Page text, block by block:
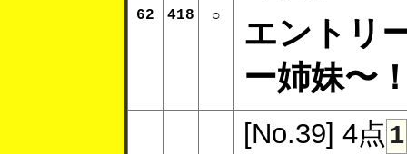
62 418 ○
エントリ
ー姉妹〜
[No.39] 4点 1